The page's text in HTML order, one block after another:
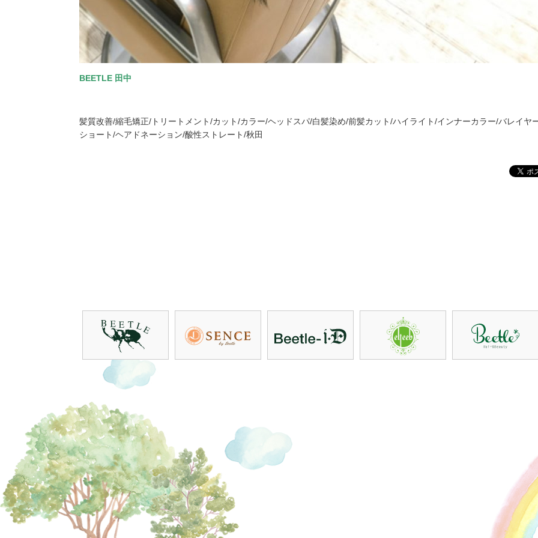
BEETLE 田中
髪質改善/縮毛矯正/トリートメント/カット/カラー/ヘッドスパ/白髪染め/前髪カット/ハイライト/インナーカラー/バレイヤ
ショート/ヘアドネーション/酸性ストレート/秋田